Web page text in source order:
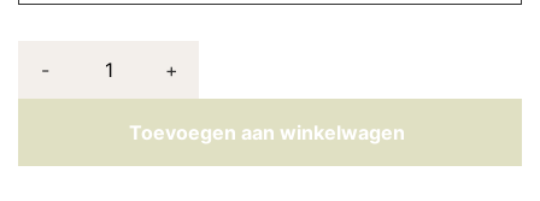
- +
Toevoegen aan winkelwagen